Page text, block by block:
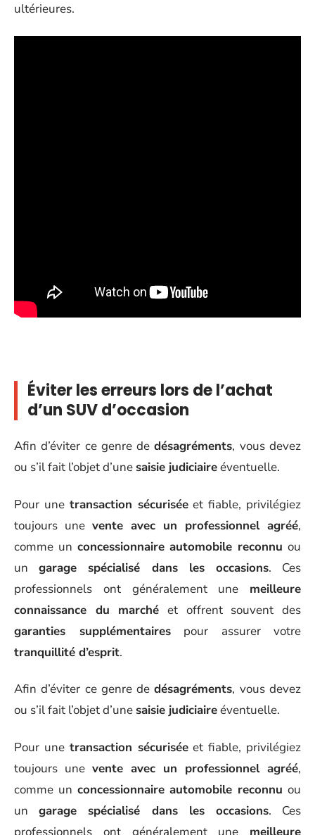
ultérieures.
Éviter les erreurs lors de l’achat
d’un SUV d’occasion
Afin d’éviter ce genre dedésagréments, vous devez
ou s’il fait l’objet d’une saisie judiciaireéventuelle.
Pour une transaction sécuriséeet fiable, privilégiez
toujours une vente avec un professionnel agréé,
comme un concessionnaire automobile reconnu ou
ungarage spécialisé dans les occasions. Ces
professionnels ont généralement une meilleure
connaissance du marché et offrent souvent des
garanties supplémentairespour assurer votre
tranquillité d’esprit.
Afin d’éviter ce genre dedésagréments, vous devez
ou s’il fait l’objet d’une saisie judiciaireéventuelle.
Pour une transaction sécuriséeet fiable, privilégiez
toujours une vente avec un professionnel agréé,
comme un concessionnaire automobile reconnu ou
ungarage spécialisé dans les occasions. Ces
professionnels ont généralement une meilleure